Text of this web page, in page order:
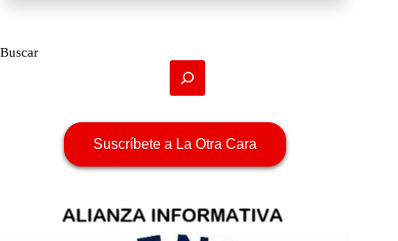
Buscar
Suscríbete a La Otra Cara